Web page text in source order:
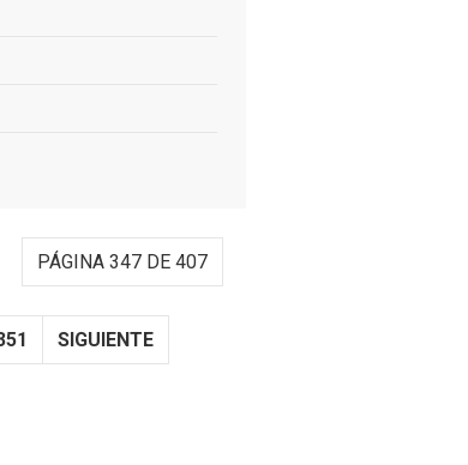
PÁGINA 347 DE 407
SIGUIENTE